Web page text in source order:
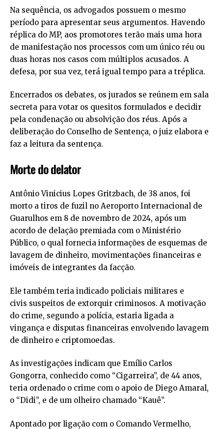
Na sequência, os advogados possuem o mesmo
período para apresentar seus argumentos. Havendo
réplica do MP, aos promotores terão mais uma hora
de manifestação nos processos com um único réu ou
duas horas nos casos com múltiplos acusados. A
defesa, por sua vez, terá igual tempo para a tréplica.
Encerrados os debates, os jurados se reúnem em sala
secreta para votar os quesitos formulados e decidir
pela condenação ou absolvição dos réus. Após a
deliberação do Conselho de Sentença, o juiz elabora e
faz a leitura da sentença.
Morte do delator
Antônio Vinicius Lopes Gritzbach, de 38 anos, foi
morto a tiros de fuzil no Aeroporto Internacional de
Guarulhos em 8 de novembro de 2024, após um
acordo de delação premiada com o Ministério
Público, o qual fornecia informações de esquemas de
lavagem de dinheiro, movimentações financeiras e
imóveis de integrantes da facção.
Ele também teria indicado policiais militares e
civis suspeitos de extorquir criminosos. A motivação
do crime, segundo a polícia, estaria ligada a
vingança e disputas financeiras envolvendo lavagem
de dinheiro e criptomoedas.
As investigações indicam que Emílio Carlos
Gongorra, conhecido como “Cigarreira”, de 44 anos,
teria ordenado o crime com o apoio de Diego Amaral,
o “Didi”, e de um olheiro chamado “Kauê”.
Apontado por ligação com o Comando Vermelho,